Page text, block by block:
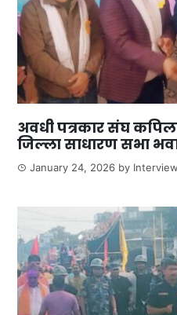
अवधी पत्रकार संघ
जिल्ला साधारण सभा
January 24, 2026 by